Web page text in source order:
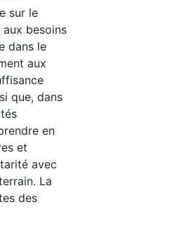
sur le
besoins
dans le
aux
que, dans
en
et
avec
La
des